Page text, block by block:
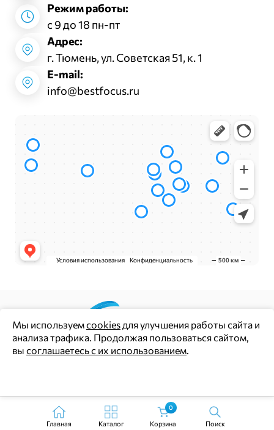
Режим работы:
с 9 до 18 пн-пт
Адрес:
г. Тюмень, ул. Советская 51, к. 1
E-mail:
info@bestfocus.ru
Цены и информация на сайте носят информационный
характер и не являются публичной офертой (ст. 437 ГК РФ)
Главная Каталог
0
Корзина Поиск
Мы используемcookies для улучшения работы сайта и
анализа трафика. Продолжая пользоваться сайтом,
вы соглашаетесь с их использованием.